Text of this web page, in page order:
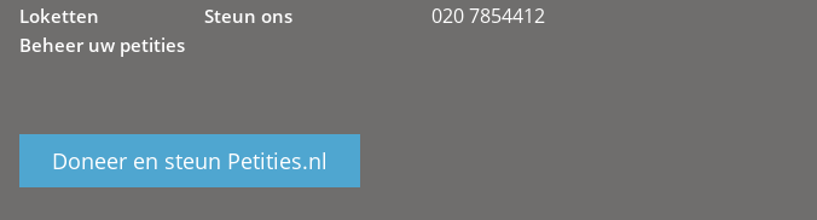
Loketten
Beheer uw petities
Steun ons
Doneer en steun Petities.nl
020 7854412